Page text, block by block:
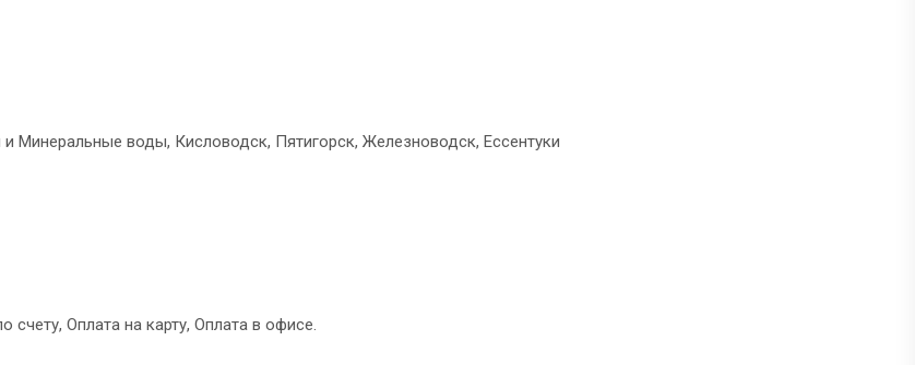
и Минеральные воды, Кисловодск, Пятигорск, Железноводск, Ессентуки
счету, Оплата на карту, Оплата в офисе.